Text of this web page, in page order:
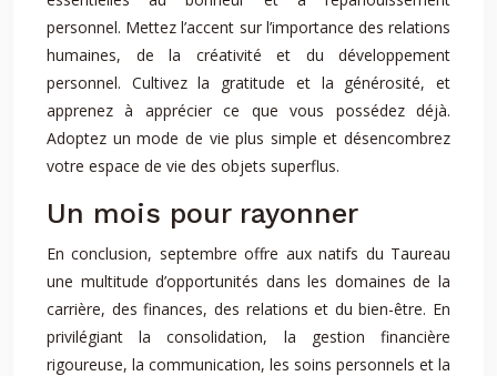
personnel. Mettez l’accent sur l’importance des relations
humaines, de la créativité et du développement
personnel. Cultivez la gratitude et la générosité, et
apprenez à apprécier ce que vous possédez déjà.
Adoptez un mode de vie plus simple et désencombrez
votre espace de vie des objets superflus.
Un mois pour rayonner
En conclusion, septembre offre aux natifs du Taureau
une multitude d’opportunités dans les domaines de la
carrière, des finances, des relations et du bien-être. En
privilégiant la consolidation, la gestion financière
rigoureuse, la communication, les soins personnels et la